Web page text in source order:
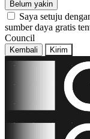
Belum yakin
Saya setuju
sumber daya gratis
Council
Kembali Kirim